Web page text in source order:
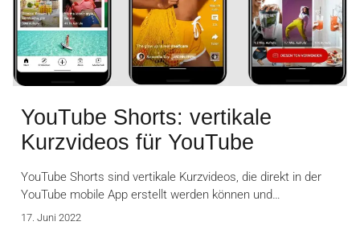
YouTube Shorts: vertikale
Kurzvideos für YouTube
YouTube Shorts sind vertikale Kurzvideos, die direkt in der
YouTube mobile App erstellt werden können und…
17. Juni 2022